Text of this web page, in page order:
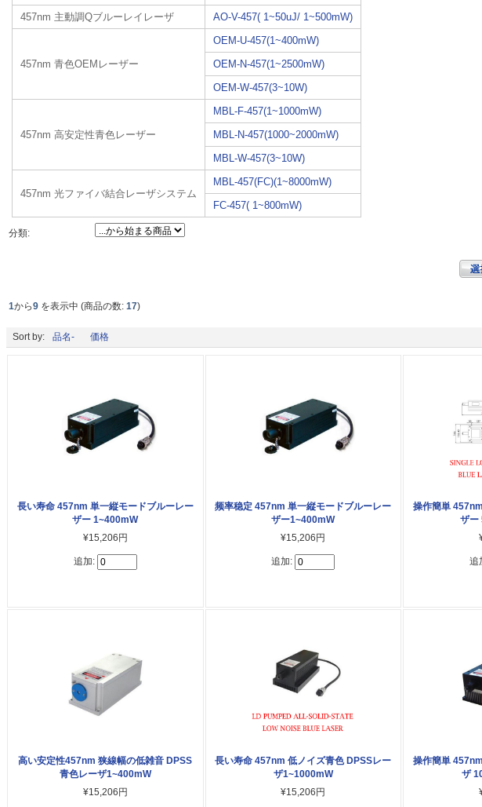
457nm 主動調Qブルーレイレーザ
AO-V-457( 1~50uJ/ 1~500mW)
457nm 青色OEMレーザー
OEM-U-457(1~400mW)
OEM-N-457(1~2500mW)
OEM-W-457(3~10W)
457nm 高安定性青色レーザー
MBL-F-457(1~1000mW)
MBL-N-457(1000~2000mW)
MBL-W-457(3~10W)
457nm 光ファイバ結合レーザシステム
MBL-457(FC)(1~8000mW)
FC-457( 1~800mW)
分類:
1から9 を表示中 (商品の数:17)
Sort by: 品名- 価格
長い寿命 457nm 単一縦モードブルーレー
ザー 1~400mW
¥15,206円
追加:
频率稳定 457nm 単一縦モードブルーレー
ザー1~400mW
¥15,206円
追加:
操作簡単
ザー
追
高い安定性457nm 狭線幅の低雑音 DPSS
青色レーザ1~400mW
¥15,206円
長い寿命 457nm 低ノイズ青色 DPSSレー
ザ1~1000mW
¥15,206円
操作簡単
ザ